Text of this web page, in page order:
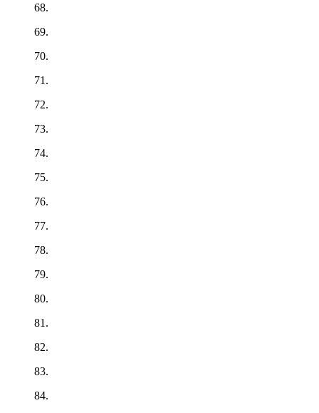
68.
69.
70.
71.
72.
73.
74.
75.
76.
77.
78.
79.
80.
81.
82.
83.
84.